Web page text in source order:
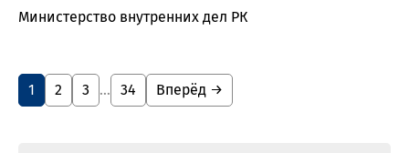
Министерство внутренних дел РК
1 2 3 … 34 Вперёд →